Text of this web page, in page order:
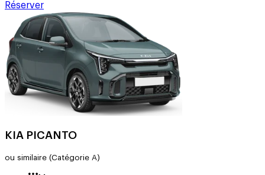
Réserver
KIA PICANTO
ou similaire (Catégorie A)